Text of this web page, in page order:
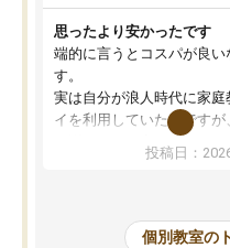
思ったより安かったです
端的に言うとコスパが良い
す。
実は自分が浪人時代に家庭
イを利用していたのですが
月謝がとても高くトライに
ジがありませんでした。
し始めた形です。
投稿日：
個別教室の